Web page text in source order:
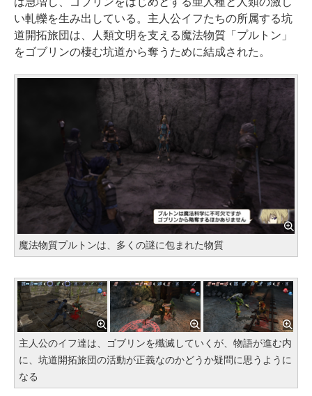
い軋轢を生み出している。主人公イフたちの所属する坑
道開拓旅団は、人類文明を支える魔法物質「プルトン」
をゴブリンの棲む坑道から奪うために結成された。
魔法物質プルトンは、多くの謎に包まれた物質
主人公のイフ達は、ゴブリンを殲滅していくが、物語が進む内
に、坑道開拓旅団の活動が正義なのかどうか疑問に思うように
なる